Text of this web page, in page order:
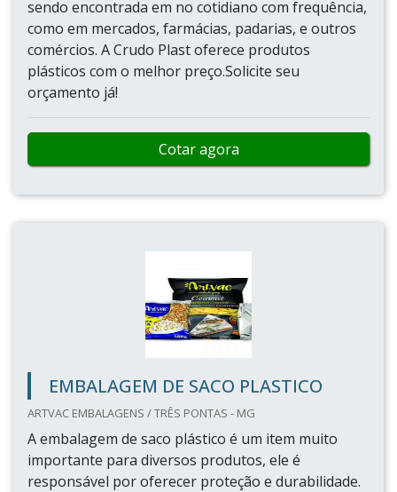
sendo encontrada em no cotidiano com frequência,
como em mercados, farmácias, padarias, e outros
comércios. A Crudo Plast oferece produtos
plásticos com o melhor preço.Solicite seu
orçamento já!
Cotar agora
EMBALAGEM DE SACO PLASTICO
ARTVAC EMBALAGENS / TRÊS PONTAS - MG
A embalagem de saco plástico é um item muito
importante para diversos produtos, ele é
responsável por oferecer proteção e durabilidade.